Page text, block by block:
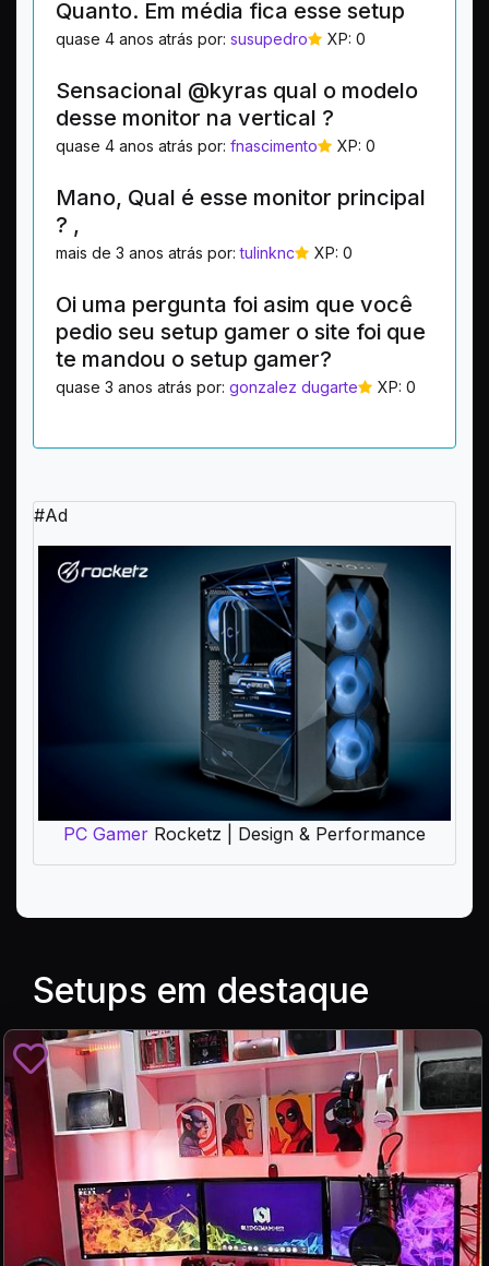
Quanto. Em média fica esse setup
quase 4 anos atrás por: susupedro XP: 0
Sensacional @kyras qual o modelo
desse monitor na vertical ?
quase 4 anos atrás por: fnascimento XP: 0
Mano, Qual é esse monitor principal
? ,
mais de 3 anos atrás por:tulinknc XP: 0
Oi uma pergunta foi asim que você
pedio seu setup gamer o site foi que
te mandou o setup gamer?
quase 3 anos atrás por: gonzalez dugarte XP: 0
#Ad
PC Gamer Rocketz | Design & Performance
Setups em destaque